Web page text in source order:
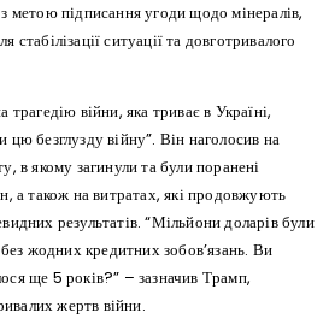
метою підписання угоди щодо мінералів,
ситуації та довготривалого
війни, яка триває в Україні,
безглузду війну”. Він наголосив на
в якому загинули та були поранені
а також на витратах, які продовжують
результатів. “Мільйони доларів були
жодних кредитних зобов’язань. Ви
ще 5 років?” – зазначив Трамп,
жертв війни.